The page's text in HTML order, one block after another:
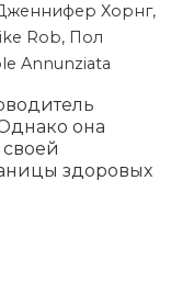
Хорнг,
Rob, Пол
Annunziata
она
здоровых